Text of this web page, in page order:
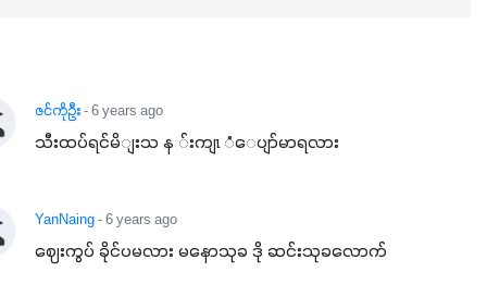
နှံစားသီးနှံများ၊ပဲအမျိုးမျိုး၊ဟင်းသီးဟင်းရွက်နဲ့ ဥယျာဉ်ခြံသီးနှံ
အားလုံးမှာ အသုံးပြုနိုင်တယ်ဆိုတော့ တစ်မျိုးတည်းနဲ့ အားလုံး
မတ်သီးစုံကို သုံးကြပါစို့....
ဇင်ကိုဦး- 6 years ago
သီးထပ်ရင်မိျးသ န ်းကျၤ ံ​ေပျာ်မာရလား
YanNaing- 6 years ago
ဈေးကွပ် ခိုင်ပမလား မနောသုခ ဒို ဆင်းသုခလောက်